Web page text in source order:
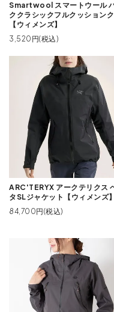
Smartwool スマートウール
ククラシックフルクッション
【ウィメンズ】
3,520円(税込)
ARC'TERYX アークテリクス
タSLジャケット【ウィメンズ】
84,700円(税込)